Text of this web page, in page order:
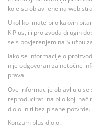
koje su objavljene na web
Ukoliko imate bilo kakvih
K Plus, ili proizvoda drugih
se s povjerenjem na Službu
Iako se informacije o
nije odgovoran za netočne
prava.
Ove informacije objavljuju
reproducirati na bilo koji
d.o.o. niti bez pisane potvrde.
Konzum plus d.o.o.